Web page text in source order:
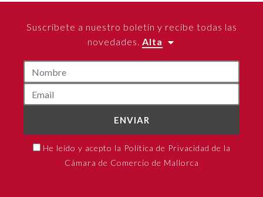
Suscríbete a nuestro boletín y recibe todas las
novedades. Alta
ENVIAR
He leído y acepto la Política de Privacidad de la
Cámara de Comercio de Mallorca